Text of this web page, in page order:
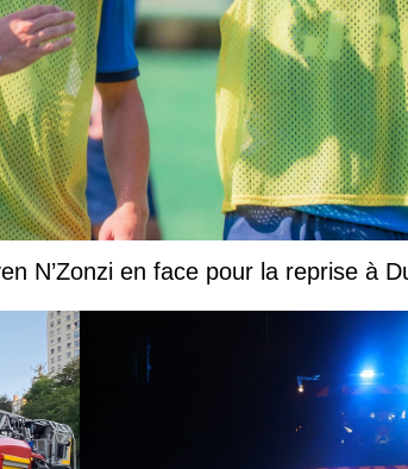
N’Zonzi en face pour la reprise à